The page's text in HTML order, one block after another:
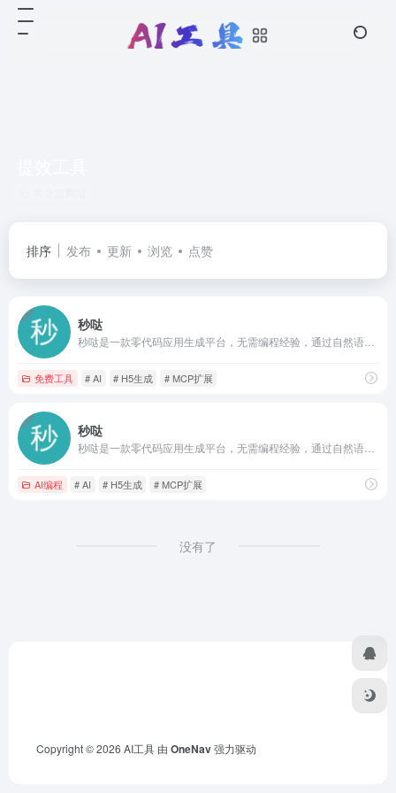
排序 发布 更新 浏览 点赞
秒哒
免费工具 # AI # H5生成 # MCP扩展
秒哒
AI编程 # AI # H5生成 # MCP扩展
没有了
Copyright © 2026 AI工具 由 OneNav强力驱动